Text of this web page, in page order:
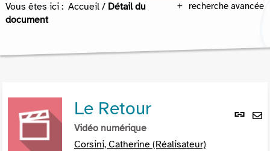
recherche avancée
Vous êtes ici : Accueil / Détail du
document
Lien
Le Retour
Vidéo numérique
Corsini, Catherine (Réalisateur)